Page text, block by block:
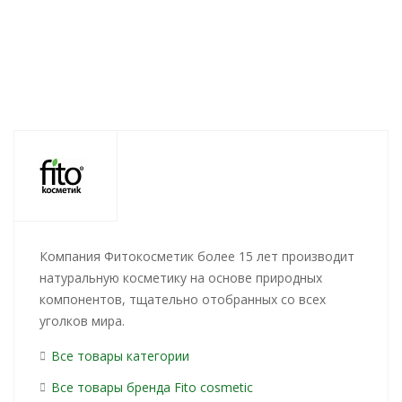
Компания Фитокосметик более 15 лет производит
натуральную косметику на основе природных
компонентов, тщательно отобранных со всех
уголков мира.
Все товары категории
Все товары бренда Fito сosmetic